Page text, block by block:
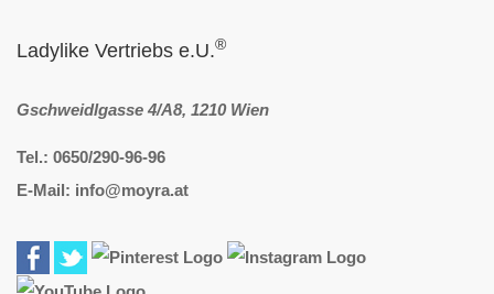
Ladylike Vertriebs e.U.®
Gschweidlgasse 4/A8, 1210 Wien
Tel.: 0650/290-96-96
E-Mail: info@moyra.at